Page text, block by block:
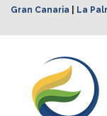
Gran Canaria La